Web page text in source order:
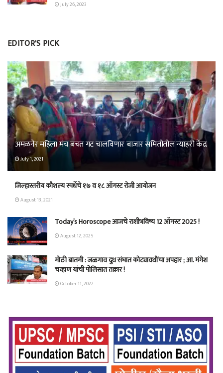
July 26, 2023
EDITOR'S PICK
अमळनेर महिला मंच बचत गट चालविणार बाजार समितीतील न्याहरी केंद्र
July 1, 2021
जिल्हास्तरीय कौशल्य स्पर्धेचे १७ व १८ ऑगस्ट रोजी आयोजन
August 13, 2021
Today’s Horoscope आजचे राशीभविष्य 12 ऑगस्ट 2025 !
August 12, 2025
मोठी बातमी : जळगाव दुध संघात कोट्यावधींचा अपहार ; आ. मंगेश
चव्हाण यांची पोलिसात तक्रार !
October 11, 2022